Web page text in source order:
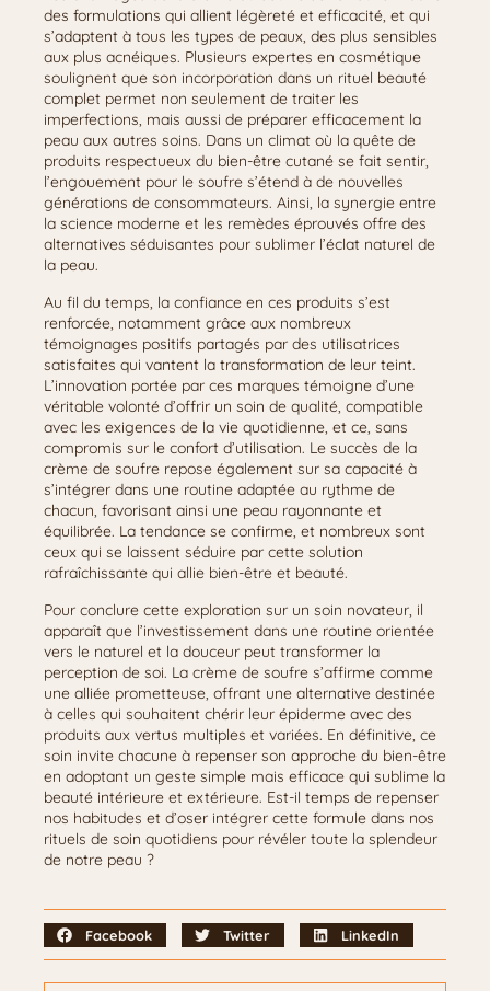
des formulations qui allient légèreté et efficacité, et qui
s’adaptent à tous les types de peaux, des plus sensibles
aux plus acnéiques. Plusieurs expertes en cosmétique
soulignent que son incorporation dans un rituel beauté
complet permet non seulement de traiter les
imperfections, mais aussi de préparer efficacement la
peau aux autres soins. Dans un climat où la quête de
produits respectueux du bien-être cutané se fait sentir,
l’engouement pour le soufre s’étend à de nouvelles
générations de consommateurs. Ainsi, la synergie entre
la science moderne et les remèdes éprouvés offre des
alternatives séduisantes pour sublimer l’éclat naturel de
la peau.
Au fil du temps, la confiance en ces produits s’est
renforcée, notamment grâce aux nombreux
témoignages positifs partagés par des utilisatrices
satisfaites qui vantent la transformation de leur teint.
L’innovation portée par ces marques témoigne d’une
véritable volonté d’offrir un soin de qualité, compatible
avec les exigences de la vie quotidienne, et ce, sans
compromis sur le confort d’utilisation. Le succès de la
crème de soufre repose également sur sa capacité à
s’intégrer dans une routine adaptée au rythme de
chacun, favorisant ainsi une peau rayonnante et
équilibrée. La tendance se confirme, et nombreux sont
ceux qui se laissent séduire par cette solution
rafraîchissante qui allie bien-être et beauté.
Pour conclure cette exploration sur un soin novateur, il
apparaît que l’investissement dans une routine orientée
vers le naturel et la douceur peut transformer la
perception de soi. La crème de soufre s’affirme comme
une alliée prometteuse, offrant une alternative destinée
à celles qui souhaitent chérir leur épiderme avec des
produits aux vertus multiples et variées. En définitive, ce
soin invite chacune à repenser son approche du bien-être
en adoptant un geste simple mais efficace qui sublime la
beauté intérieure et extérieure. Est-il temps de repenser
nos habitudes et d’oser intégrer cette formule dans nos
rituels de soin quotidiens pour révéler toute la splendeur
de notre peau ?
Facebook Twitter LinkedIn